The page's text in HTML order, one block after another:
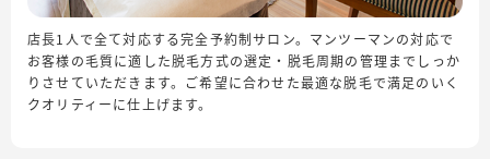
店長1人で全て対応する完全予約制サロン。マンツーマンの対応で
お客様の毛質に適した脱毛方式の選定・脱毛周期の管理までしっか
りさせていただきます。ご希望に合わせた最適な脱毛で満足のいく
クオリティーに仕上げます。